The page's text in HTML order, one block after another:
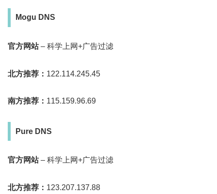
Mogu DNS
官方网站– 科学上网+广告过滤
北方推荐： 122.114.245.45
南方推荐： 115.159.96.69
Pure DNS
官方网站– 科学上网+广告过滤
北方推荐： 123.207.137.88